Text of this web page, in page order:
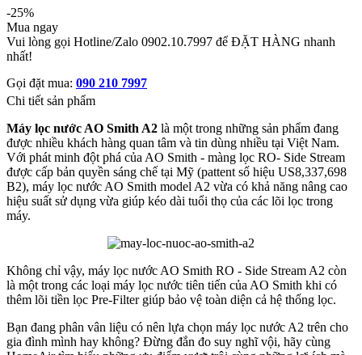
-25%
Mua ngay
Vui lòng gọi Hotline/Zalo 0902.10.7997 để ĐẶT HÀNG nhanh
nhất!
Gọi đặt mua: 090 210 7997
Chi tiết sản phẩm
Máy lọc nước AO Smith A2 là một trong những sản phẩm đang
được nhiều khách hàng quan tâm và tin dùng nhiều tại Việt Nam.
Với phát minh đột phá của AO Smith - màng lọc RO- Side Stream
được cấp bản quyền sáng chế tại Mỹ (pattent số hiệu US8,337,698
B2), máy lọc nước AO Smith model A2 vừa có khả năng nâng cao
hiệu suất sử dụng vừa giúp kéo dài tuổi thọ của các lõi lọc trong
máy.
Không chỉ vậy, máy lọc nước AO Smith RO - Side Stream A2 còn
là một trong các loại máy lọc nước tiên tiến của AO Smith khi có
thêm lõi tiền lọc Pre-Filter giúp bảo vệ toàn diện cả hệ thống lọc.
Bạn đang phân vân liệu có nên lựa chọn máy lọc nước A2 trên cho
gia đình mình hay không? Đừng đắn đo suy nghĩ vội, hãy cùng